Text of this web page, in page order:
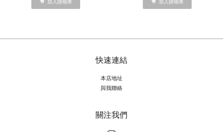
加入購物車 加入購物車
快速連結
本店地址
與我聯絡
關注我們